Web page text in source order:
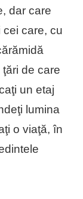
dar care
care, cu
de care
un etaj
lumina
o viaţă, în